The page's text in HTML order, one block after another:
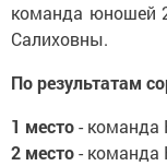
команда юношей
Салиховны.
По результатам
1 место- команда
2 место- команда